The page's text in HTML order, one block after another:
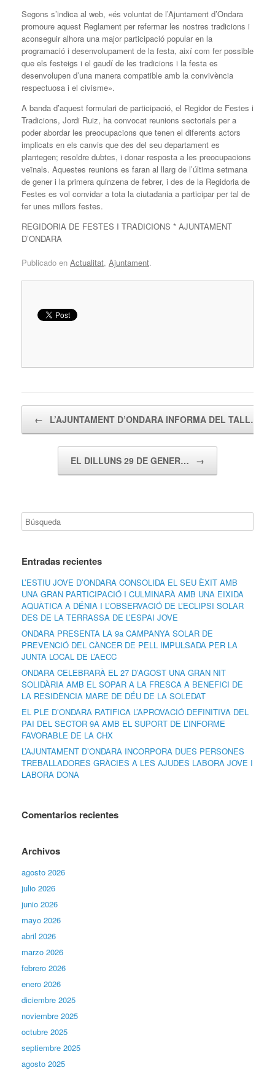
Segons s’indica al web, «és voluntat de l’Ajuntament d’Ondara
promoure aquest Reglament per refermar les nostres tradicions i
aconseguir alhora una major participació popular en la
programació i desenvolupament de la festa, així com fer possible
que els festeigs i el gaudí de les tradicions i la festa es
desenvolupen d’una manera compatible amb la convivència
respectuosa i el civisme».
A banda d’aquest formulari de participació, el Regidor de Festes i
Tradicions, Jordi Ruiz, ha convocat reunions sectorials per a
poder abordar les preocupacions que tenen el diferents actors
implicats en els canvis que des del seu departament es
plantegen; resoldre dubtes, i donar resposta a les preocupacions
veïnals. Aquestes reunions es faran al llarg de l’última setmana
de gener i la primera quinzena de febrer, i des de la Regidoria de
Festes es vol convidar a tota la ciutadania a participar per tal de
fer unes millors festes.
REGIDORIA DE FESTES I TRADICIONS * AJUNTAMENT
D’ONDARA
Publicado en Actualitat, Ajuntament.
← L’AJUNTAMENT D’ONDARA INFORMA DEL TALL…
EL DILLUNS 29 DE GENER… →
Entradas recientes
L’ESTIU JOVE D’ONDARA CONSOLIDA EL SEU ÈXIT AMB
UNA GRAN PARTICIPACIÓ I CULMINARÀ AMB UNA EIXIDA
AQUÀTICA A DÉNIA I L’OBSERVACIÓ DE L’ECLIPSI SOLAR
DES DE LA TERRASSA DE L’ESPAI JOVE
ONDARA PRESENTA LA 9a CAMPANYA SOLAR DE
PREVENCIÓ DEL CÀNCER DE PELL IMPULSADA PER LA
JUNTA LOCAL DE L’AECC
ONDARA CELEBRARÀ EL 27 D’AGOST UNA GRAN NIT
SOLIDÀRIA AMB EL SOPAR A LA FRESCA A BENEFICI DE
LA RESIDÈNCIA MARE DE DÉU DE LA SOLEDAT
EL PLE D’ONDARA RATIFICA L’APROVACIÓ DEFINITIVA DEL
PAI DEL SECTOR 9A AMB EL SUPORT DE L’INFORME
FAVORABLE DE LA CHX
L’AJUNTAMENT D’ONDARA INCORPORA DUES PERSONES
TREBALLADORES GRÀCIES A LES AJUDES LABORA JOVE I
LABORA DONA
Comentarios recientes
Archivos
agosto 2026
julio 2026
junio 2026
mayo 2026
abril 2026
marzo 2026
febrero 2026
enero 2026
diciembre 2025
noviembre 2025
octubre 2025
septiembre 2025
agosto 2025